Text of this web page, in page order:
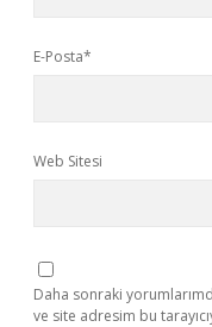
E-Posta*
Web Sitesi
Daha sonraki
ve site adresim bu